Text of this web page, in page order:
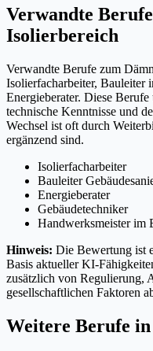
Verwandte
Isolierbereich
Verwandte Berufe zum
Isolierfacharbeiter, Bauleiter
Energieberater. Diese
technische Kenntnisse und
Wechsel ist oft durch
ergänzend sind.
Isolierfacharbeiter
Bauleiter
Energieberater
Gebäudetechniker
Handwerksmeister im
Hinweis: Die Bewertung ist
Basis aktueller KI-
zusätzlich von Regulierung,
gesellschaftlichen Faktoren
Weitere Berufe in